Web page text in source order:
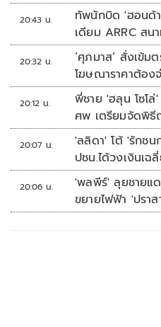
20:43 น.
ทัพนักบิด 'ฮอนด้
เดียม ARRC สน
20:32 น.
‘ศุภมาส’ สั่งเข้ม
โฆษณาราคาต้อง
20:12 น.
พี่ชาย 'ฮลุน โซโ
ศพ เตรียมจัดพิธี
20:07 น.
'ลลิดา' โต้ 'รักช
ปชน.ได้วงเงินเฉ
20:06 น.
'พลพีร์' ลุยชายแด
ขยายไฟฟ้า 'ปรา